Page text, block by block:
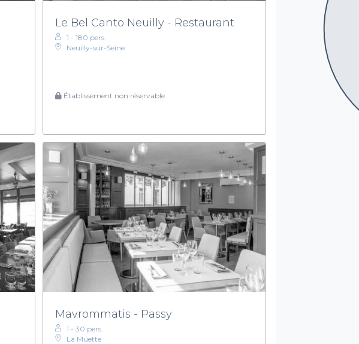
Le Bel Canto Neuilly - Restaurant
1 - 180 pers.
Neuilly-sur-Seine
Établissement non réservable
Mavrommatis - Passy
1 - 30 pers.
La Muette